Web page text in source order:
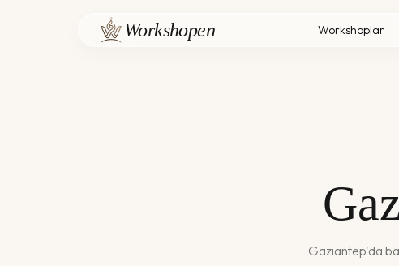
Workshopen Workshoplar
Gaziantep'da